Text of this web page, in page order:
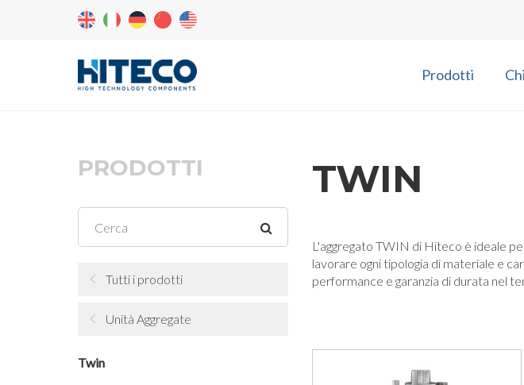
Prodotti
PRODOTTI
Tutti i prodotti
Unità Aggregate
Twin
TWIN
L'aggregato TWIN di Hiteco è ideale
lavorare ogni tipologia di materiale e
performance e garanzia di durata nel